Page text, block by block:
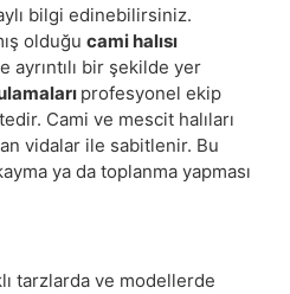
bilgi edinebilirsiniz.
olduğu cami halısı
ayrıntılı bir şekilde yer
profesyonel ekip
Cami ve mescit halıları
vidalar ile sabitlenir. Bu
ya da toplanma yapması
tarzlarda ve modellerde